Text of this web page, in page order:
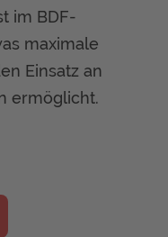
im BDF-
maximale
Einsatz an
ermöglicht.